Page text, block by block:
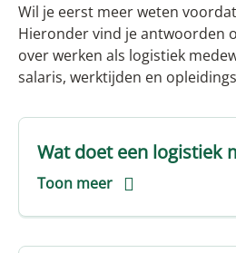
Wil je eerst meer weten
Hieronder vind je antwoorden
over werken als logistiek
salaris, werktijden en
Wat doet een logistiek
Toon meer